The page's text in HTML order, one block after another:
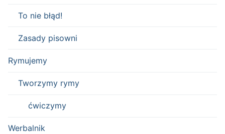
To nie błąd!
Zasady pisowni
Rymujemy
Tworzymy rymy
ćwiczymy
Werbalnik